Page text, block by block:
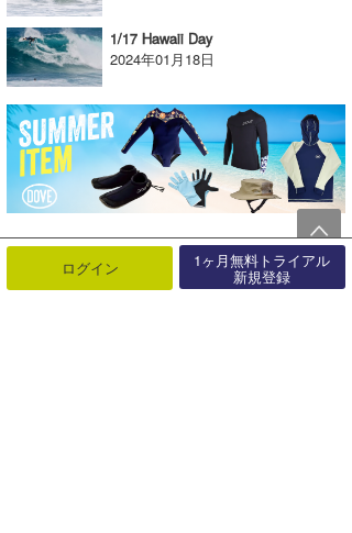
1/17 Hawaii Day
2024年01月18日
ログイン 1ヶ月無料トライアル
新規登録